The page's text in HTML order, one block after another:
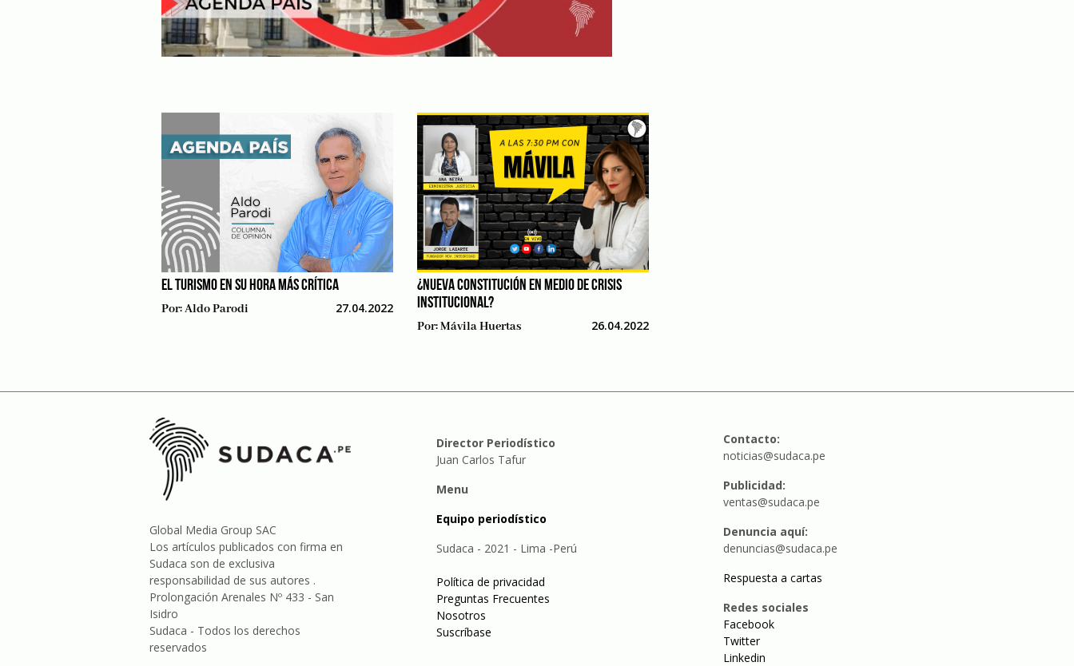
EL TURISMO EN SU HORA MÁS CRÍTICA
Por:Aldo Parodi 27.04.2022
¿NUEVA CONSTITUCIÓN EN MEDIO DE CRISIS
INSTITUCIONAL?
Por:Mávila Huertas 26.04.2022
Global Media Group SAC
Los artículos publicados con firma en
Sudaca son de exclusiva
responsabilidad de sus autores .
Prolongación Arenales Nº 433 - San
Isidro
Sudaca - Todos los derechos
reservados
Director Periodístico
Juan Carlos Tafur
Menu
Equipo periodístico
Sudaca - 2021 - Lima -Perú
Política de privacidad
Preguntas Frecuentes
Nosotros
Suscríbase
Contacto:
noticias@sudaca.pe
Publicidad:
ventas@sudaca.pe
Denuncia aquí:
denuncias@sudaca.pe
Respuesta a cartas
Redes sociales
Facebook
Twitter
Linkedin